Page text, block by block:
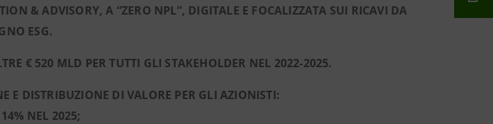
& ADVISORY, A “ZERO NPL”, DIGITALE E FOCALIZZATA SUI RICAVI DA
ESG.
€ 520 MLD PER TUTTI GLI STAKEHOLDER NEL 2022-2025.
E DISTRIBUZIONE DI VALORE PER GLI AZIONISTI:
NEL 2025;